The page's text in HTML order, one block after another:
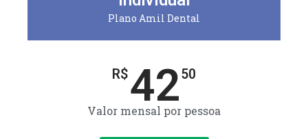
Plano Amil Dental
R$4250
Valor mensal por pessoa